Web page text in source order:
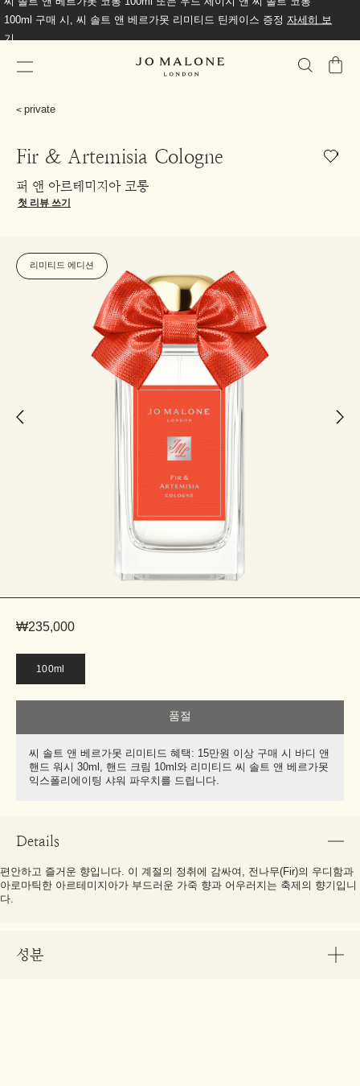
100ml 구매 시, 씨 솔트 앤 베르가못 리미티드 틴케이스 증정 자세히 보
기
가
private
Fir & Artemisia Cologne
퍼 앤 아르테미지아 코롱
첫 리뷰 쓰기
리미티드 에디션
₩235,000
100ml
품절
씨 솔트 앤 베르가못 리미티드 혜택: 15만원 이상 구매 시 바디 앤
핸드 워시 30ml, 핸드 크림 10ml와 리미티드 씨 솔트 앤 베르가못
익스폴리에이팅 샤워 파우치를 드립니다.
Details
편안하고 즐거운 향입니다. 이 계절의 정취에 감싸여, 전나무(Fir)의 우디함과
아로마틱한 아르테미지아가 부드러운 가죽 향과 어우러지는 축제의 향기입니
다.
성분